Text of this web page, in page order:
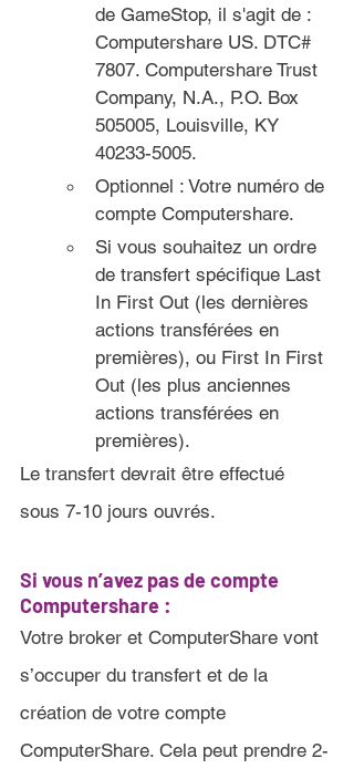
de GameStop, il s'agit de :
Computershare US. DTC#
7807. Computershare Trust
Company, N.A., P.O. Box
505005, Louisville, KY
40233-5005.
Optionnel : Votre numéro de
compte Computershare.
Si vous souhaitez un ordre
de transfert spécifique Last
In First Out (les dernières
actions transférées en
premières), ou First In First
Out (les plus anciennes
actions transférées en
premières).
Le transfert devrait être effectué
sous 7-10 jours ouvrés.
Si vous n’avez pas de compte
Computershare :
Votre broker et ComputerShare vont
s’occuper du transfert et de la
création de votre compte
ComputerShare. Cela peut prendre 2-